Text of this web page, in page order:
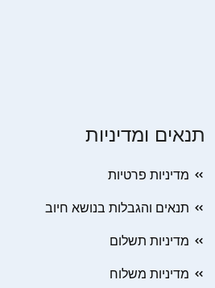
תנאים ומדיניות
מדיניות פרטיות
תנאים והגבלות בנושא חיוב
מדיניות תשלום
מדיניות משלוח